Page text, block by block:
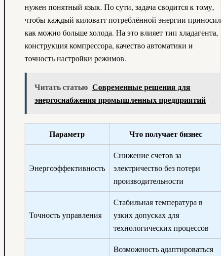
нужен понятный язык. По сути, задача сводится к тому,
чтобы каждый киловатт потреблённой энергии приносил
как можно больше холода. На это влияет тип хладагента,
конструкция компрессора, качество автоматики и
точность настройки режимов.
Читать статью Современные решения для
энергоснабжения промышленных предприятий
Параметр Что получает бизнес
Энергоэффективность
Снижение счетов за
электричество без потери
производительности
Точность управления
Стабильная температура в
узких допусках для
технологических процессов
Возможность адаптироваться